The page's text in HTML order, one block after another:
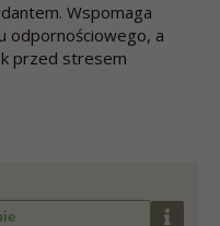
Wspomaga
odpornościowego, a
przed stresem